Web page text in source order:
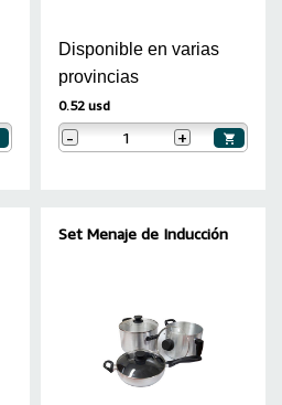
Disponible en varias
provincias
0.52 usd
- +
Set Menaje de Inducción